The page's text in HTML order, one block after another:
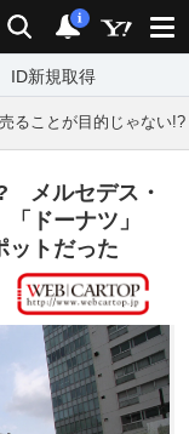
検索 通知
i
ID新規取得
ることが目的じゃない
メルセデス・
ドーナツ」
ットだった